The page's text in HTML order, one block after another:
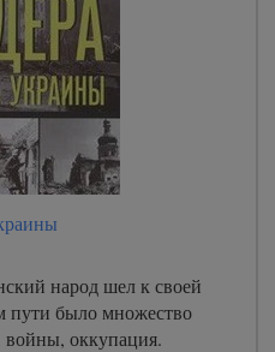
народ шел к своей
пути было множество
войны, оккупация.